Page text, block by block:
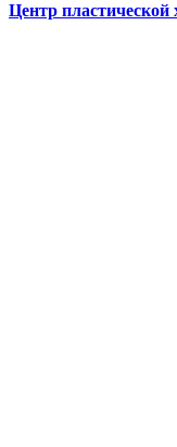
Центр